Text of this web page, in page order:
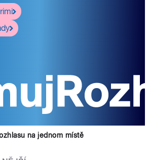
na jednom místě